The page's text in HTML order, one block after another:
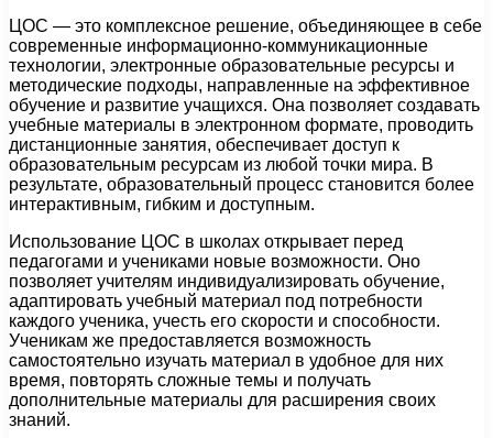
ЦОС — это комплексное решение, объединяющее в себе
современные информационно-коммуникационные
технологии, электронные образовательные ресурсы и
методические подходы, направленные на эффективное
обучение и развитие учащихся. Она позволяет создавать
учебные материалы в электронном формате, проводить
дистанционные занятия, обеспечивает доступ к
образовательным ресурсам из любой точки мира. В
результате, образовательный процесс становится более
интерактивным, гибким и доступным.
Использование ЦОС в школах открывает перед
педагогами и учениками новые возможности. Оно
позволяет учителям индивидуализировать обучение,
адаптировать учебный материал под потребности
каждого ученика, учесть его скорости и способности.
Ученикам же предоставляется возможность
самостоятельно изучать материал в удобное для них
время, повторять сложные темы и получать
дополнительные материалы для расширения своих
знаний.